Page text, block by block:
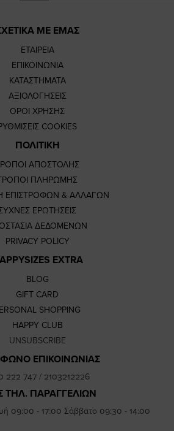
ΜΕ ΕΜΑΣ
ΕΤΑΙΡΕΙΑ
ΕΠΙΚΟΙΝΩΝΙΑ
ΚΑΤΑΣΤΗΜΑΤΑ
ΑΞΙΟΛΟΓΗΣΕΙΣ
ΟΡΟΙ ΧΡΗΣΗΣ
COOKIES
ΠΟΛΙΤΙΚΗ
ΑΠΟΣΤΟΛΗΣ
ΠΛΗΡΩΜΗΣ
ΕΠΙΣΤΡΟΦΩΝ & ΑΛΛΑΓΩΝ
ΕΡΩΤΗΣΕΙΣ
ΔΕΔΟΜΕΝΩΝ
PRIVACY POLICY
EXTRA
BLOG
GIFT CARD
SHOPPING
HAPPY CLUB
UNSUBSCRIBE
ΕΠΙΚΟΙΝΩΝΙΑΣ
222 747/ 2103212226
ΤΗΛ. ΠΑΡΑΓΓΕΛΙΩΝ
09:00 - 17:00 Σάββατο 09:30 - 14:00